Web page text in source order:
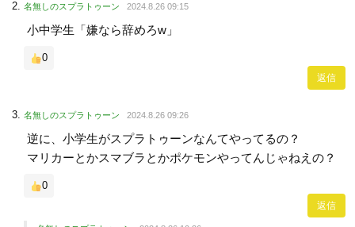
名無しのスプラトゥーン 2024.8.26 09:15
小中学生「嫌なら辞めろw」
0
返信
名無しのスプラトゥーン 2024.8.26 09:26
逆に、小学生がスプラトゥーンなんてやってるの？
マリカーとかスマブラとかポケモンやってんじゃねえの？
0
返信